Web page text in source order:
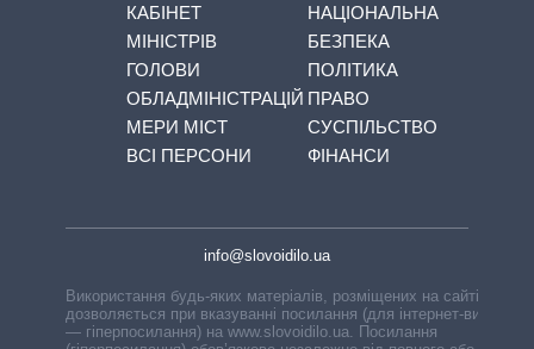
КАБІНЕТ
МІНІСТРІВ
ГОЛОВИ
ОБЛАДМІНІСТРАЦІЙ
МЕРИ МІСТ
ВСІ ПЕРСОНИ
НАЦІОНАЛЬНА
БЕЗПЕКА
ПОЛІТИКА
ПРАВО
СУСПІЛЬСТВО
ФІНАНСИ
info@slovoidilo.ua
Використання будь-яких матеріалів, розміщених на сайті,
дозволяється при вказуванні посилання (для інтернет-видань
— гіперпосилання) на www.slovoidilo.ua. Посилання